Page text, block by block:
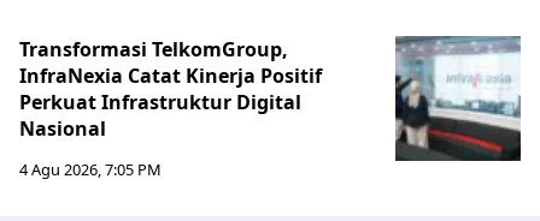
Transformasi TelkomGroup,
InfraNexia Catat Kinerja Positif
Perkuat Infrastruktur Digital
Nasional
4 Agu 2026, 7:05 PM